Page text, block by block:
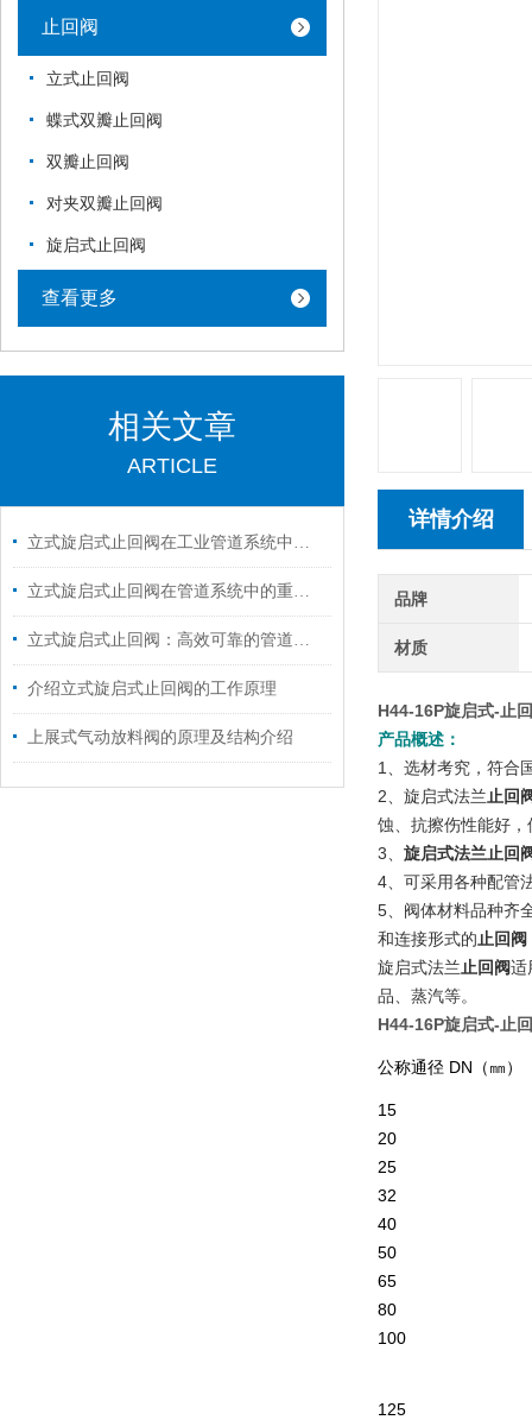
详情介绍
品牌
材质
H44-16P旋启式-止
产品概述：
1
、选材考究，符
2
旋启式法兰 止回
蚀、抗擦伤性能好
3
旋启式法兰止回
4 、可采用各种配
5 、阀体材料品种
和连接形式的 止回阀
旋启式法兰 止回阀适
品、蒸汽等。
H44-16P旋启式-止
公称通径 DN（㎜）
15
20
25
32
40
50
65
80
100
125
止回阀
立式止回阀
蝶式双瓣止回阀
双瓣止回阀
对夹双瓣止回阀
旋启式止回阀
查看更多
相关文章
ARTICLE
立式旋启式止回阀在工业管道系统中的关键作用
立式旋启式止回阀在管道系统中的重要应用
立式旋启式止回阀：高效可靠的管道系统保护装置
介绍立式旋启式止回阀的工作原理
上展式气动放料阀的原理及结构介绍